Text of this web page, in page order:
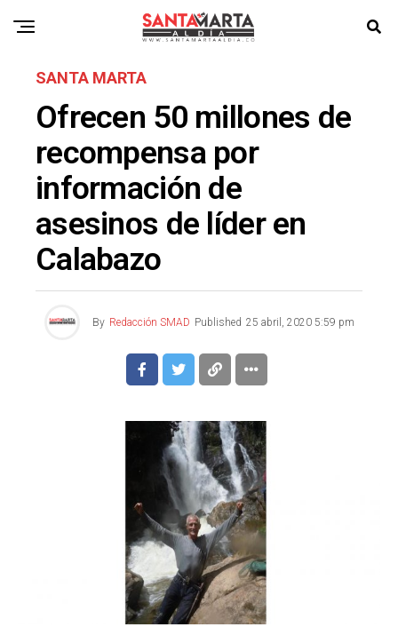
SANTA MARTA
Ofrecen 50 millones de
recompensa por
información de
asesinos de líder en
Calabazo
By Redacción SMAD Published 25 abril, 2020 5:59 pm